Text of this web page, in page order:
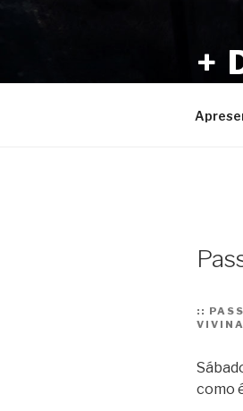
Pular
+
::
como